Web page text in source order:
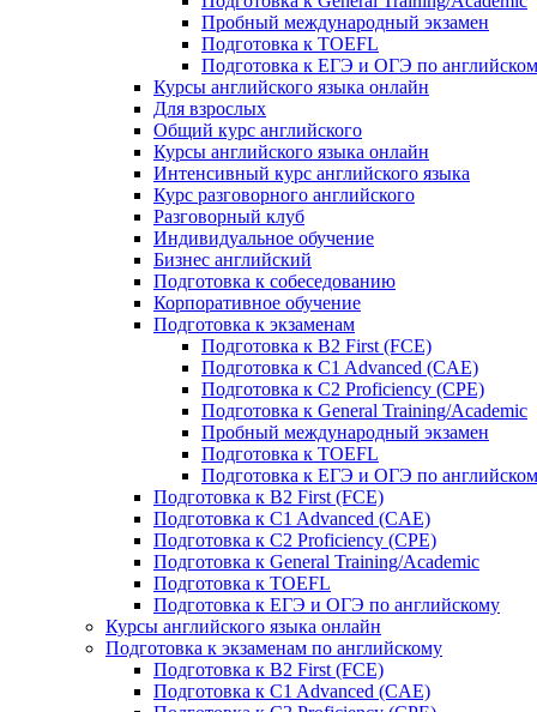
Пробный международный экзамен
Подготовка к TOEFL
Подготовка к ЕГЭ и ОГЭ по
Курсы английского языка онлайн
Для взрослых
Общий курс английского
Курсы английского языка онлайн
Интенсивный курс английского языка
Курс разговорного английского
Разговорный клуб
Индивидуальное обучение
Бизнес английский
Подготовка к собеседованию
Корпоративное обучение
Подготовка к экзаменам
Подготовка к B2 First (FCE)
Подготовка к C1 Advanced (CAE)
Подготовка к C2 Proficiency (CPE)
Подготовка к General Training/Academic
Пробный международный экзамен
Подготовка к TOEFL
Подготовка к ЕГЭ и ОГЭ по
Подготовка к B2 First (FCE)
Подготовка к C1 Advanced (CAE)
Подготовка к C2 Proficiency (CPE)
Подготовка к General Training/Academic
Подготовка к TOEFL
Подготовка к ЕГЭ и ОГЭ по английскому
Курсы английского языка онлайн
Подготовка к экзаменам по английскому
Подготовка к B2 First (FCE)
Подготовка к C1 Advanced (CAE)